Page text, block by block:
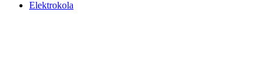
Elektrokola